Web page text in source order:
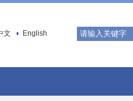
文 English